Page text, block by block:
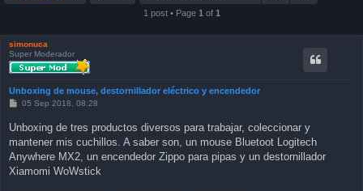
1 post • Page 1 of 1
simonuca
Super Moderador
Unboxing de mouse, destornillador eléctrico y encendedor
P
t
05 Sep 2018, 08:28
Unboxing de tres productos diversos para trabajar, coleccionar y
mantener mis cuchillos. A saber son, un mouse Bluetoot Logitech
Anywhere MX2, un encendedor Zippo para pipas y un destornillador
Xiamomi WoWstick